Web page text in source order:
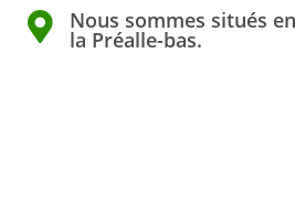
Nous sommes situés
la Préalle-bas.